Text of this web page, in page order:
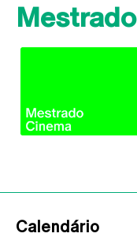
Mestrado
Calendário